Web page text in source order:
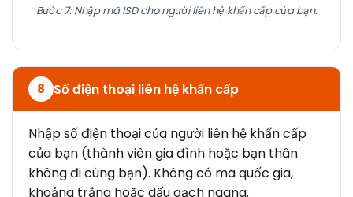
Bước 7: Nhập mã ISD cho người liên hệ khẩn cấp của bạn.
8 Số điện thoại liên hệ khẩn cấp
Nhập số điện thoại của người liên hệ khẩn cấp
của bạn (thành viên gia đình hoặc bạn thân
không đi cùng bạn). Không có mã quốc gia,
khoảng trắng hoặc dấu gạch ngang.